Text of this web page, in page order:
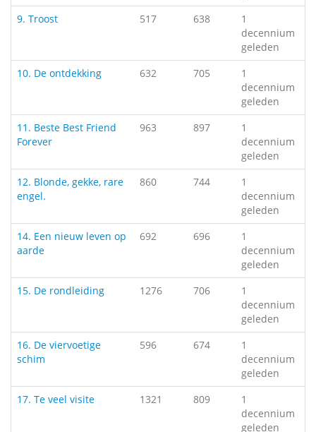
9. Troost
517 638
1
decennium
geleden
10. De ontdekking
632 705
1
decennium
geleden
11. Beste Best Friend
Forever
963 897
1
decennium
geleden
12. Blonde, gekke, rare
engel.
860 744
1
decennium
geleden
14. Een nieuw leven op
aarde
692 696
1
decennium
geleden
15. De rondleiding
1276 706
1
decennium
geleden
16. De viervoetige
schim
596 674
1
decennium
geleden
17. Te veel visite
1321 809
1
decennium
geleden